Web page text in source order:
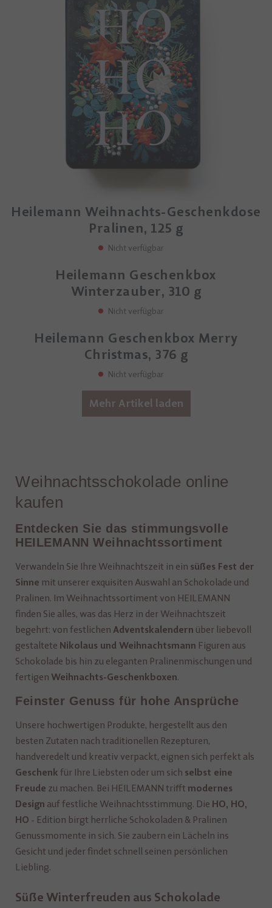
Heilemann Weihnachts-Geschenkdose
Pralinen, 125 g
Nicht verfügbar
Heilemann Geschenkbox
Winterzauber, 310 g
Nicht verfügbar
Heilemann Geschenkbox Merry
Christmas, 376 g
Nicht verfügbar
Mehr Artikel laden
Weihnachtsschokolade online
kaufen
Entdecken Sie das stimmungsvolle
HEILEMANN Weihnachtssortiment
Verwandeln Sie Ihre Weihnachtszeit in ein süßes Fest der
Sinne mit unserer exquisiten Auswahl an Schokolade und
Pralinen. Im Weihnachtssortiment von HEILEMANN
finden Sie alles, was das Herz in der Weihnachtszeit
begehrt: von festlichen Adventskalendern über liebevoll
gestaltete Nikolaus und Weihnachtsmann Figuren aus
Schokolade bis hin zu eleganten Pralinenmischungen und
fertigen Weihnachts-Geschenkboxen.
Feinster Genuss für hohe Ansprüche
Unsere hochwertigen Produkte, hergestellt aus den
besten Zutaten nach traditionellen Rezepturen,
handveredelt und kreativ verpackt, eignen sich perfekt als
Geschenk für Ihre Liebsten oder um sich selbst eine
Freude zu machen. Bei HEILEMANN trifft modernes
Design auf festliche Weihnachtsstimmung. Die HO, HO,
HO - Edition birgt herrliche Schokoladen & Pralinen
Genussmomente in sich. Sie zaubern ein Lächeln ins
Gesicht und jeder findet schnell seinen persönlichen
Liebling.
Süße Winterfreuden aus Schokolade